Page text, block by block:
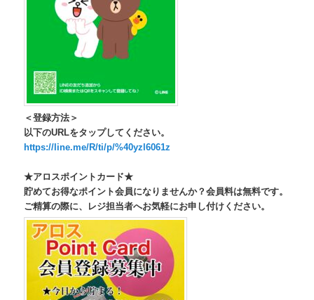
＜登録方法＞
以下のURLをタップしてください。
https://line.me/R/ti/p/%40yzl6061z
★アロスポイントカード★
貯めてお得なポイント会員になりませんか？会員料は無料です。
ご精算の際に、レジ担当者へお気軽にお申し付けください。